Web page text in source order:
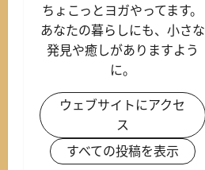
ちょこっとヨガやってます。
あなたの暮らしにも、小さな
発見や癒しがありますよう
に。
ウェブサイトにアクセ
ス
すべての投稿を表示